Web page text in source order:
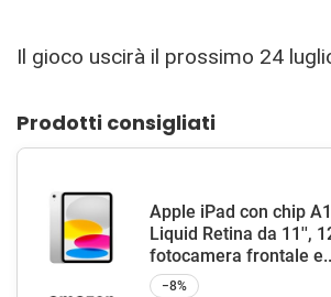
Il gioco uscirà il prossimo 24
Prodotti consigliati
Apple iPad con chip
Liquid Retina da 11'',
fotocamera frontale
−8%